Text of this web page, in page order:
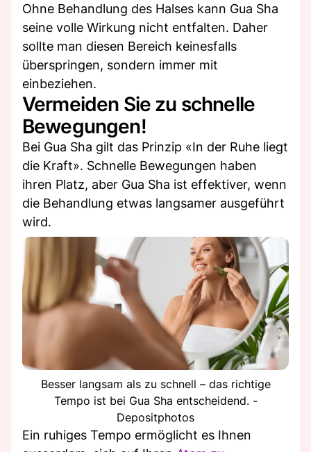
Ohne Behandlung des Halses kann Gua Sha
seine volle Wirkung nicht entfalten. Daher
sollte man diesen Bereich keinesfalls
überspringen, sondern immer mit
einbeziehen.
Vermeiden Sie zu schnelle
Bewegungen!
Bei Gua Sha gilt das Prinzip «In der Ruhe liegt
die Kraft». Schnelle Bewegungen haben
ihren Platz, aber Gua Sha ist effektiver, wenn
die Behandlung etwas langsamer ausgeführt
wird.
Besser langsam als zu schnell – das richtige
Tempo ist bei Gua Sha entscheidend. -
Depositphotos
Ein ruhiges Tempo ermöglicht es Ihnen